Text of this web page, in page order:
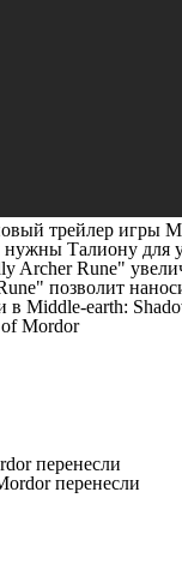
трейлер игры
Талиону для
Archer Rune"
позволит
Middle-earth:
Mordor
перенесли